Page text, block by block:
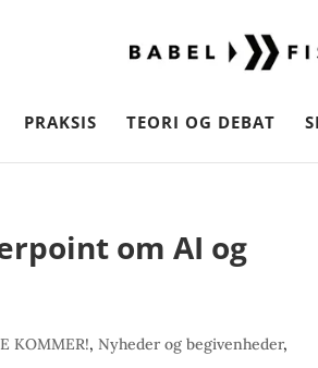
PRAKSIS TEORI OG DEBAT
om AI og
KOMMER!,Nyheder og begivenheder,